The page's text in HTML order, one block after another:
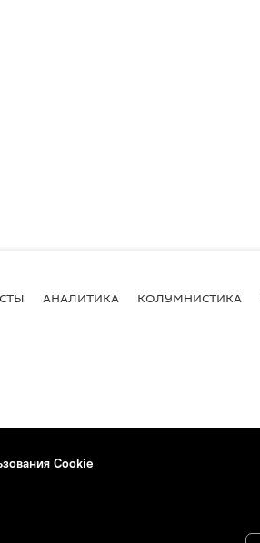
АНАЛИТИКА КОЛУМНИСТИКА
Cookie